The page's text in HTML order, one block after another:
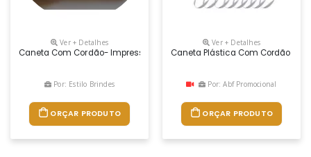
Ver + Detalhes
Caneta Com Cordão- Impressão Em Silk Ou Impressão Digital 4 Cores
Por: Estilo Brindes
ORÇAR PRODUTO
Ver + Detalhes
Caneta Plástica Com Cordão
Por: Abf Promocional
ORÇAR PRODUTO